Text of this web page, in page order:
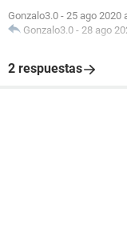
Gonzalo3.0 - 25 ago 2020
Gonzalo3.0 - 28 ago
2 respuestas